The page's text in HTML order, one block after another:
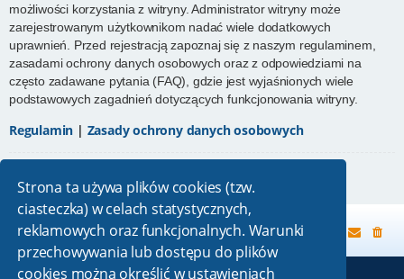
Strona ta używa plików cookies (tzw.
ciasteczka) w celach statystycznych,
reklamowych oraz funkcjonalnych. Warunki
przechowywania lub dostępu do plików
cookies można określić w ustawieniach
możliwości korzystania z witryny. Administrator witryny może
zarejestrowanym użytkownikom nadać wiele dodatkowych
uprawnień. Przed rejestracją zapoznaj się z naszym regulaminem,
zasadami ochrony danych osobowych oraz z odpowiedziami na
często zadawane pytania (FAQ), gdzie jest wyjaśnionych wiele
podstawowych zagadnień dotyczących funkcjonowania witryny.
Regulamin | Zasady ochrony danych osobowych
Strona główna